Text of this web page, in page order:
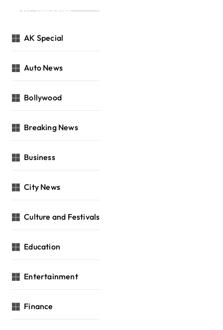
Categories
AK Special
Auto News
Bollywood
Breaking News
Business
City News
Culture and Festivals
Education
Entertainment
Finance